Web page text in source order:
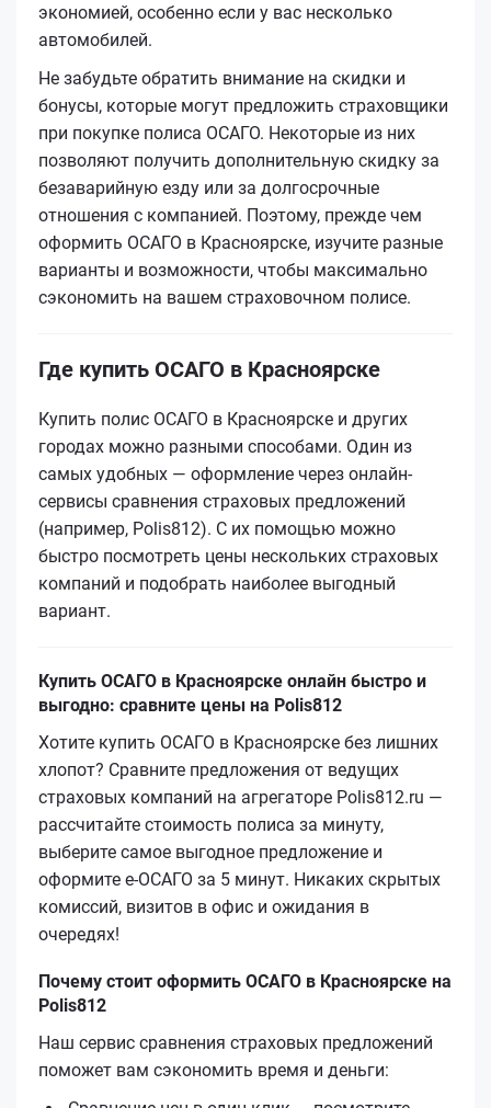
экономией, особенно если у вас несколько
автомобилей.
Не забудьте обратить внимание на скидки и
бонусы, которые могут предложить страховщики
при покупке полиса ОСАГО. Некоторые из них
позволяют получить дополнительную скидку за
безаварийную езду или за долгосрочные
отношения с компанией. Поэтому, прежде чем
оформить ОСАГО в Красноярске, изучите разные
варианты и возможности, чтобы максимально
сэкономить на вашем страховочном полисе.
Где купить ОСАГО в Красноярске
Купить полис ОСАГО в Красноярске и других
городах можно разными способами. Один из
самых удобных — оформление через онлайн-
сервисы сравнения страховых предложений
(например, Polis812). С их помощью можно
быстро посмотреть цены нескольких страховых
компаний и подобрать наиболее выгодный
вариант.
Купить ОСАГО в Красноярске онлайн быстро и
выгодно: сравните цены на Polis812
Хотите купить ОСАГО в Красноярске без лишних
хлопот? Сравните предложения от ведущих
страховых компаний на агрегаторе Polis812.ru —
рассчитайте стоимость полиса за минуту,
выберите самое выгодное предложение и
оформите е‑ОСАГО за 5 минут. Никаких скрытых
комиссий, визитов в офис и ожидания в
очередях!
Почему стоит оформить ОСАГО в Красноярске на
Polis812
Наш сервис сравнения страховых предложений
поможет вам сэкономить время и деньги: